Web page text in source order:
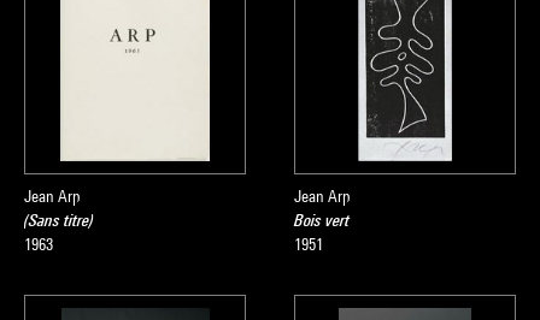
Jean Arp
(Sans titre)
1963
Jean Arp
Bois vert
1951